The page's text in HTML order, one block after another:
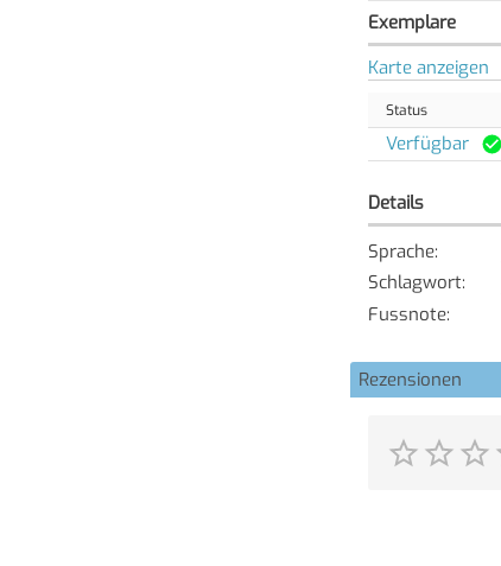
Exemplare
Karte anzeigen
Status
Verfügbar
Details
Sprache:
Schlagwort:
Fussnote:
Rezensionen